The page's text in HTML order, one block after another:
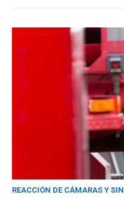
REACCIÓN DE CÁMARAS Y